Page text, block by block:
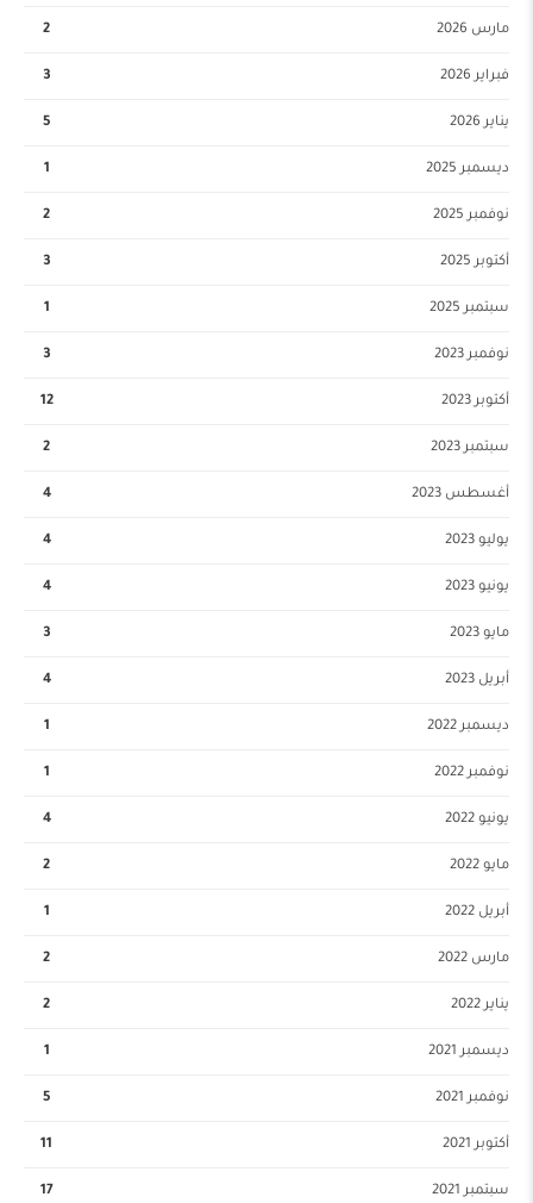
مارس 2026 2
فبراير 2026 3
يناير 2026 5
ديسمبر 2025 1
نوفمبر 2025 2
أكتوبر 2025 3
سبتمبر 2025 1
نوفمبر 2023 3
أكتوبر 2023 12
سبتمبر 2023 2
أغسطس 2023 4
يوليو 2023 4
يونيو 2023 4
مايو 2023 3
أبريل 2023 4
ديسمبر 2022 1
نوفمبر 2022 1
يونيو 2022 4
مايو 2022 2
أبريل 2022 1
مارس 2022 2
يناير 2022 2
ديسمبر 2021 1
نوفمبر 2021 5
أكتوبر 2021 11
سبتمبر 2021 17